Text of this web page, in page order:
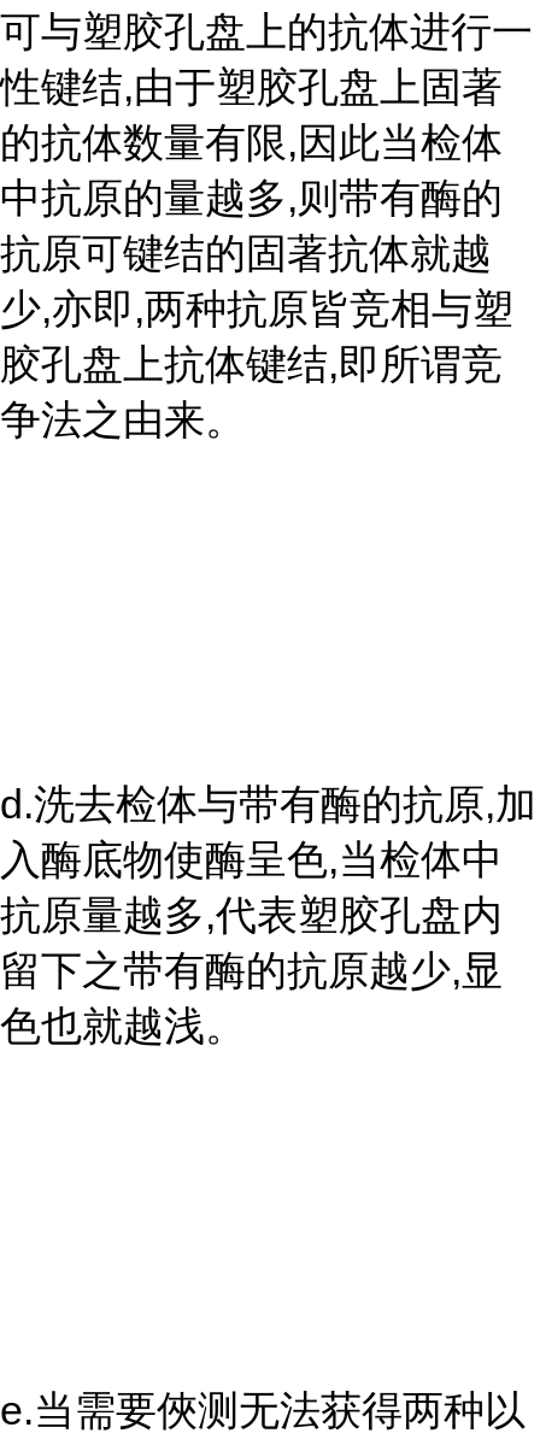
可与塑胶孔盘上的抗体进行一
性键结,由于塑胶孔盘上固著
的抗体数量有限,因此当检体
中抗原的量越多,则带有酶的
抗原可键结的固著抗体就越
少,亦即,两种抗原皆竞相与塑
胶孔盘上抗体键结,即所谓竞
争法之由来。
d.洗去检体与带有酶的抗原,加
入酶底物使酶呈色,当检体中
抗原量越多,代表塑胶孔盘内
留下之带有酶的抗原越少,显
色也就越浅。
e.当需要俠测无法获得两种以